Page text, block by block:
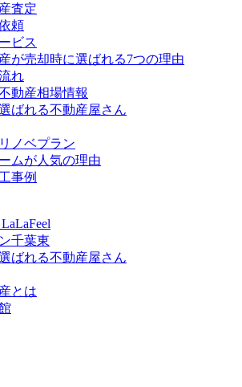
査定
頼
ビス
が売却時に選ばれる7つの理由
れ
動産相場情報
ばれる不動産屋さん
ノベプラン
ムが人気の理由
事例
千葉東
ばれる不動産屋さん
とは